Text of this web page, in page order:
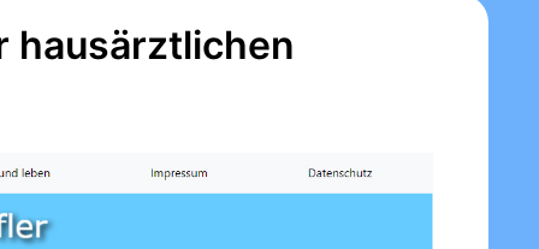
hausärztlichen